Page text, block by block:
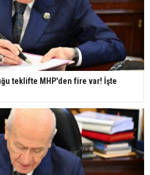
teklifte MHP'den fire var! İşte